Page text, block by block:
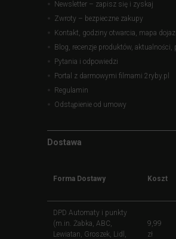
Newsletter – zapisz się i zyskaj
Zwroty – bezpieczne zakupy
Kontakt, godziny otwarcia, mapa
Blog, recenzje produktów, aktualności,
Pytania i odpowiedzi
Portal z darmowymi filmami 2ryby.pl
Regulamin
Odstąpienie od umowy
Dostawa
Forma Dostawy Koszt
DPD Automaty i punkty
(m.in. Żabka, ABC,
Lewiatan, Groszek, Lidl,
9,99
zł